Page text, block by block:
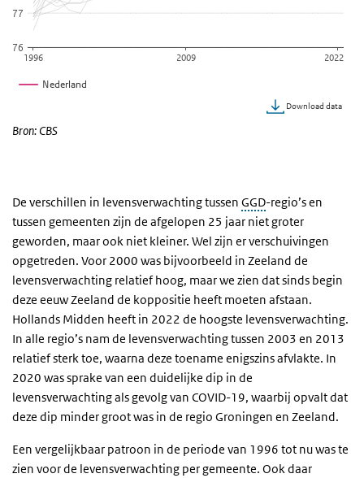
Nederland
1996 2009 2022
76
77
Download data
Einde van interactieve grafiek.
Bron: CBS
De verschillen in levensverwachting tussen GGD-regio’s en
tussen gemeenten zijn de afgelopen 25 jaar niet groter
geworden, maar ook niet kleiner. Wel zijn er verschuivingen
opgetreden. Voor 2000 was bijvoorbeeld in Zeeland de
levensverwachting relatief hoog, maar we zien dat sinds begin
deze eeuw Zeeland de koppositie heeft moeten afstaan.
Hollands Midden heeft in 2022 de hoogste levensverwachting.
In alle regio’s nam de levensverwachting tussen 2003 en 2013
relatief sterk toe, waarna deze toename enigszins afvlakte. In
2020 was sprake van een duidelijke dip in de
levensverwachting als gevolg van COVID-19, waarbij opvalt dat
deze dip minder groot was in de regio Groningen en Zeeland.
Een vergelijkbaar patroon in de periode van 1996 tot nu was te
zien voor de levensverwachting per gemeente. Ook daar